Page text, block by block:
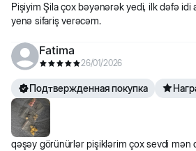
Pişiyim Şila çox bəyənərək yedi, ilk dəfə idi
yenə sifariş verəcəm.
Fatima
26/01/2026
Подтвержденная покупка
qəşəy görünürlər pişiklərim çox sevdi mən